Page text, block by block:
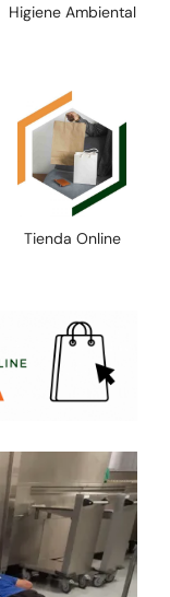
Higiene Ambiental
Tienda Online